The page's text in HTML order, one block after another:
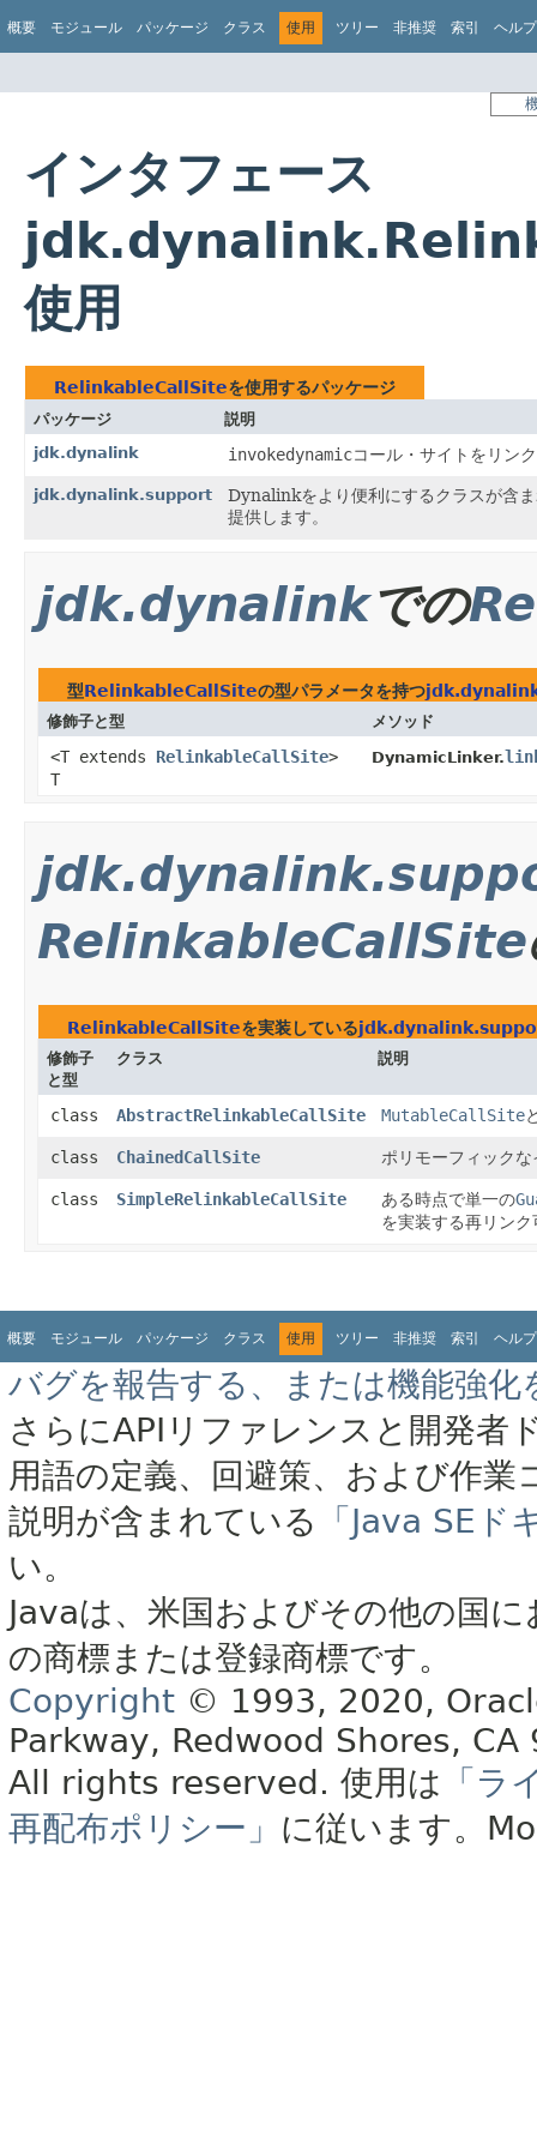
概要 モジュール パッケージ クラス 使用 ツリー 非推奨 索引 ヘルプ
インタフェース
使用
RelinkableCallSiteを使用するパッケージ
パッケージ
説明
jdk.dynalink
invokedynamicコール・サイトをリン
jdk.dynalink.support
Dynalinkをより便利にするクラスが含
提供します。
jdk.dynalinkでの
型RelinkableCallSiteの型パラメータを持つ
修飾子と型 メソッド
<T extends RelinkableCallSite>
T
DynamicLinker.
RelinkableCallSite
RelinkableCallSiteを実装している
修飾子
と型
クラス 説明
class AbstractRelinkableCallSite MutableCallSite
class ChainedCallSite ポリモーフィック
class SimpleRelinkableCallSite ある時点で単一の
を実装する再リン
概要 モジュール パッケージ クラス 使用 ツリー 非推奨 索引 ヘルプ
バグを報告する、または機能強化
さらにAPIリファレンスと開発者
用語の定義、回避策、および作
説明が含まれている
「Java SE
い。
Javaは、米国およびその他の国
の商標または登録商標です。
Copyright © 1993, 2020,
Parkway, Redwood Shores, CA
All rights reserved. 使用は 「ラ
再配布ポリシー」 に従います。